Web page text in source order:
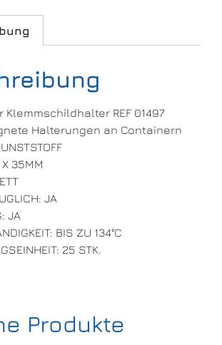
Klemmschildhalter REF 01497
Halterungen an Containern
X 35MM
JA
JA
BIS ZU 134°C
25 STK.
Produkte